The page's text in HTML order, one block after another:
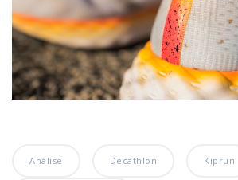
Análise Decathlon Kiprun